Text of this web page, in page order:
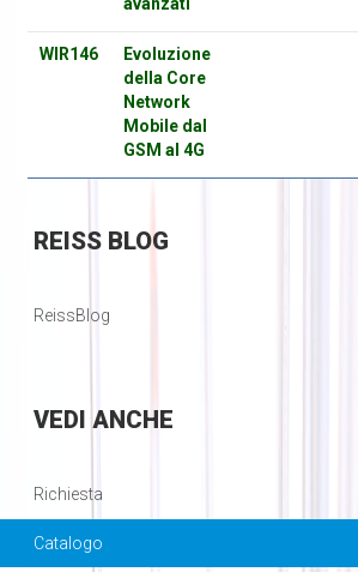
WIR146
Evoluzione
della Core
Network
Mobile dal
GSM al 4G
REISSBLOG
ReissBlog
VEDI ANCHE
Richiesta
Catalogo